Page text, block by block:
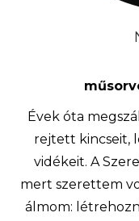
Évek óta
rejtett kincseit,
vidékeit. A
mert szerettem
álmom: